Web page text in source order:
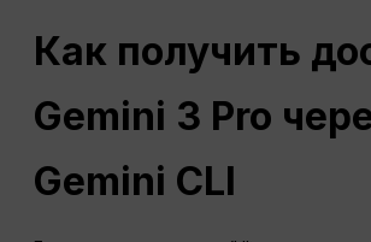
Как получить
Gemini 3 Pro
Gemini CLI